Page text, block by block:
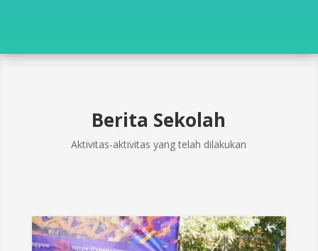
Berita Sekolah
Aktivitas-aktivitas yang telah dilakukan